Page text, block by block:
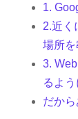
1.
2.近く
場所
3.
るよ
だか